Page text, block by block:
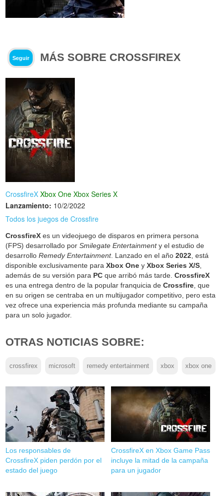
Seguir MÁS SOBRE CROSSFIREX
CrossfireX Xbox One Xbox Series X
Lanzamiento: 10/2/2022
Todos los juegos de Crossfire
CrossfireX es un videojuego de disparos en primera persona
(FPS) desarrollado porSmilegate Entertainmenty el estudio de
desarrolloRemedy Entertainment. Lanzado en el año2022 , está
disponible exclusivamente paraXbox One yXbox Series X/S
además de su versión para PC que arribó más tarde.CrossfireX
es una entrega dentro de la popular franquicia deCrossfire , que
en su origen se centraba en un multijugador competitivo, pero esta
vez ofrece una experiencia más profunda mediante su campaña
para un solo jugador.
OTRAS NOTICIAS SOBRE:
crossfirex microsoft remedy entertainment xbox xbox one
Los responsables de
CrossfireX piden perdón por el
estado del juego
CrossfireX en Xbox Game Pass
incluye la mitad de la campaña
para un jugador